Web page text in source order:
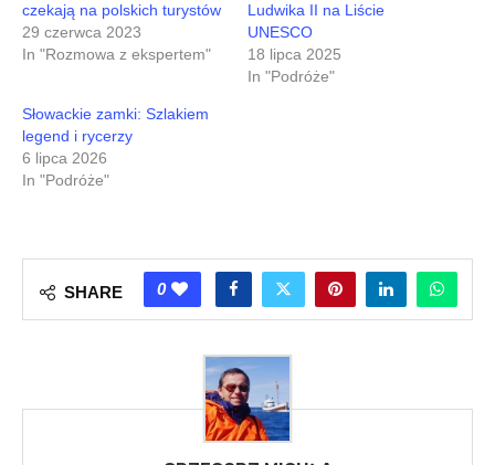
czekają na polskich turystów
29 czerwca 2023
In "Rozmowa z ekspertem"
Ludwika II na Liście
UNESCO
18 lipca 2025
In "Podróże"
Słowackie zamki: Szlakiem
legend i rycerzy
6 lipca 2026
In "Podróże"
SHARE 0